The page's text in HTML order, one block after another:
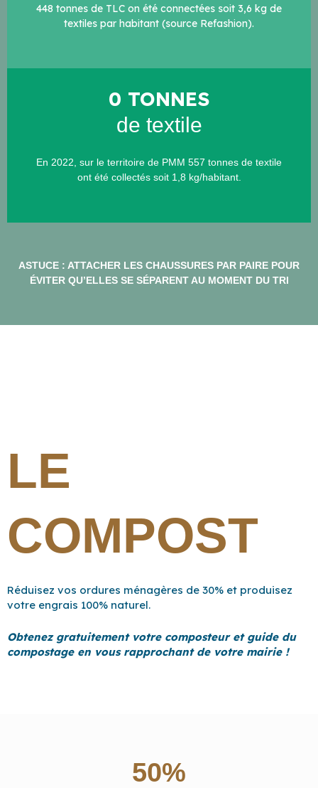
448 tonnes de TLC on été connectées soit 3,6 kg de
textiles par habitant (source Refashion).
de textile
0 TONNES
En 2022, sur le territoire de PMM 557 tonnes de textile
ont été collectés soit 1,8 kg/habitant.
ASTUCE : ATTACHER LES CHAUSSURES PAR PAIRE POUR
ÉVITER QU’ELLES SE SÉPARENT AU MOMENT DU TRI
LE
COMPOST
Réduisez vos ordures ménagères de 30% et produisez
votre engrais 100% naturel.
Obtenez gratuitement votre composteur et guide du
compostage en vous rapprochant de votre mairie !
50%